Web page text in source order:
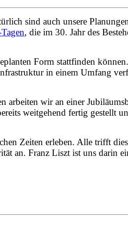
sind auch unsere
, die im 30. Jahr des
Form stattfinden
in einem Umfang
arbeiten wir an einer
weitgehend fertig gestellt
Zeiten erleben. Alle trifft
an. Franz Liszt ist uns darin